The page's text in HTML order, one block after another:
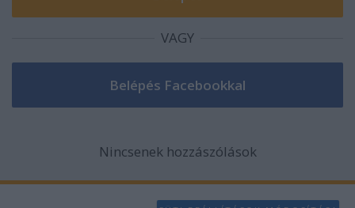
VAGY
Nincsenek hozzászólások